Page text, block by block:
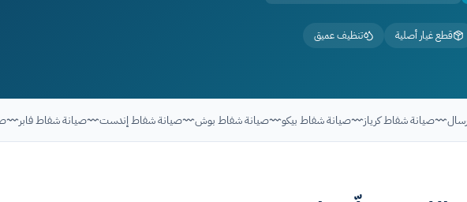
قطع غيار أصلية تنظيف عميق
صيانة شفاط كرياز صيانة شفاط بيكو صيانة شفاط بوش صيانة شفاط إندست صيانة شفاط فابر